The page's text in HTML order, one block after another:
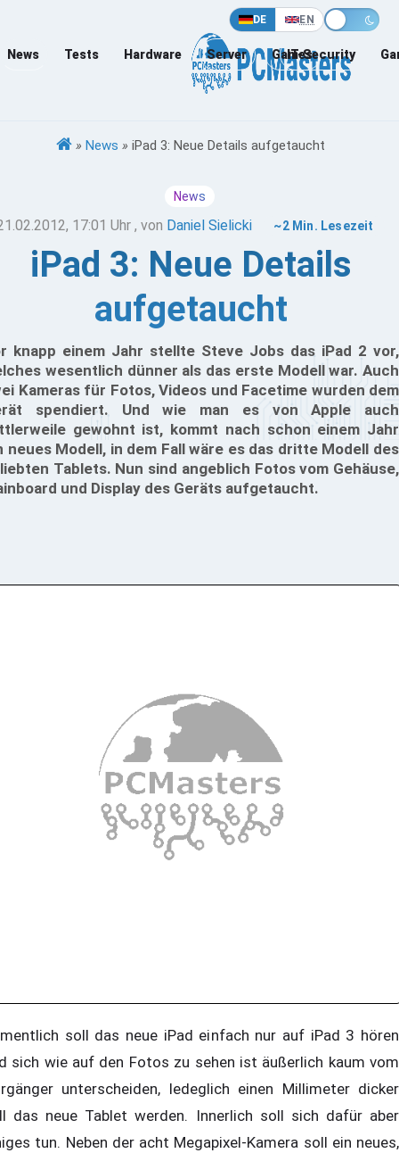
DE EN
News Tests Hardware Server Games
IT-Security
» News » iPad 3: Neue Details aufgetaucht
News
17:01 Uhr , von Daniel Sielicki ~2 Min. Lesezeit
iPad 3: Neue Details
aufgetaucht
knapp einem Jahr stellte Steve Jobs das iPad 2 vor,
wesentlich dünner als das erste Modell war. Auch
Kameras für Fotos, Videos und Facetime wurden dem
spendiert. Und wie man es von Apple auch
gewohnt ist, kommt nach schon einem Jahr
neues Modell, in dem Fall wäre es das dritte Modell des
Tablets. Nun sind angeblich Fotos vom Gehäuse,
und Display des Geräts aufgetaucht.
soll das neue iPad einfach nur auf iPad 3 hören
sich wie auf den Fotos zu sehen ist äußerlich kaum vom
unterscheiden, ledeglich einen Millimeter dicker
das neue Tablet werden. Innerlich soll sich dafür aber
tun. Neben der acht Megapixel-Kamera soll ein neues,